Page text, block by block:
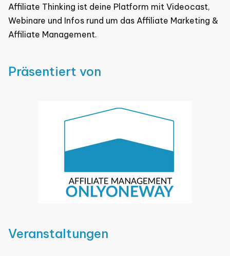
Affiliate Thinking ist deine Platform mit Videocast,
Webinare und Infos rund um das Affiliate Marketing &
Affiliate Management.
Präsentiert von
Veranstaltungen